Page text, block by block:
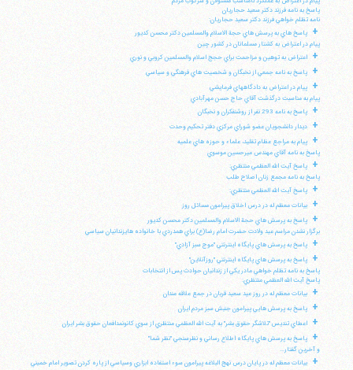
پاسخ به نامه فرزند دكتر سعيد حجاريان
نامه تظلم خواهي فرزند دكتر سعيد حجاريان:
+
پاسخ هاي به پرسش هاي حجة الاسلام والمسلمين دكتر محسن كديور
پيام در اعتراض به كشتار مسلمانان در كشور چين
+ اعتراض به توهين و مزاحمت براي حجج اسلام والمسلمين كروبي و نوري
+ پاسخ به نامه جمعي از نخبگان و شخصيت هاي فرهنگي و سياسي
+
پيام در اعتراض به دادگاههاي فرمايشي
پيام به مناسبت درگذشت آقاي حاج حسن مهرآبادي
+ پاسخ به نامه 293 نفر از روشنفكران و نخبگان
+ ديدار دانشجويان عضو شوراي مركزي دفتر تحكيم وحدت
+
پيام به مراجع عظام تقليد، علماء و حوزه هاي علميه
پاسخ به نامه آقاي مهندس ميرحسين موسوي
+
پاسخ آيت الله العظمي منتظري:
پاسخ به نامه مجمع زنان اصلاح طلب
+ پاسخ آيت الله العظمي منتظري:
+ بيانات معظم له در درس اخلاق پيرامون مسائل روز
+
پاسخ به پرسش هاي حجة الاسلام والمسلمين دكتر محسن كديور
برگزار نشدن مراسم عيد ولادت حضرت امام رضا(ع) براي همدردي با خانواده هايزندانيان سياسي
+ پاسخ به پرسش هاي پايگاه اينترنتي "موج سبز آزادي"
+
پاسخ به پرسش هاي پايگاه اينترنتي "روزآنلاين"
پاسخ به نامه تظلم خواهي مادر يكي از زندانيان حوادث پس از انتخابات
پاسخ آيت الله العظمي منتظري:
+ بيانات معظم له در روز عيد سعيد قربان در جمع علاقه مندان
+ پاسخ به پرسش هايي پيرامون جنبش سبز مردم ايران
+ اعطاي تنديس "تلاشگر حقوق بشر" به آيت الله العظمي منتظري از سوي كانونمدافعان حقوق بشر ايران
+
پاسخ به پرسش هاي پايگاه اطلاع رساني و نظرسنجي "نظر شما"
و آخرين گفتار...
+ بيانات معظم له در پايان درس نهج البلاغه پيرامون سوء استفاده ابزاري وسياسي از پاره كردن تصوير امام خميني